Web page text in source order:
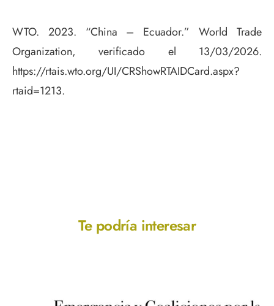
WTO. 2023. “China – Ecuador.” World Trade
Organization, verificado el 13/03/2026.
https://rtais.wto.org/UI/CRShowRTAIDCard.aspx?
rtaid=1213.
Te podría interesar